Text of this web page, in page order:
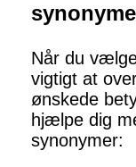
Når du
vigtigt at
ønskede
hjælpe dig
synonymer: